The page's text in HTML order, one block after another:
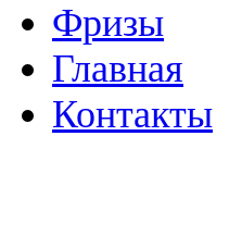
Фризы
Главная
Контакты